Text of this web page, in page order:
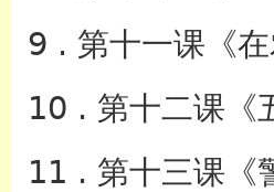
9 . 第十一课《在
10 . 第十二课《
11 . 第十三课《